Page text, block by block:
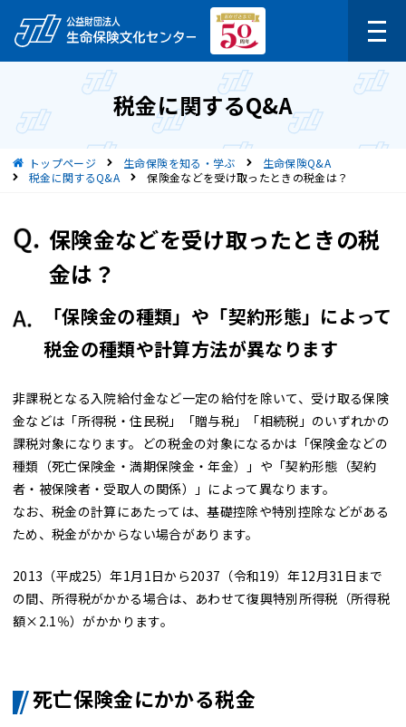
税金に関するQ&A
現在位置トップページ 生命保険を知る・学ぶ
生命保険Q&A
税金に関するQ&A
保険金などを受け取ったときの税金は？
保険金などを受け取ったときの税
金は？
「保険金の種類」や「契約形態」によって
税金の種類や計算方法が異なります
非課税となる入院給付金など一定の給付を除いて、受け取る保険
金などは「所得税・住民税」「贈与税」「相続税」のいずれかの
課税対象になります。どの税金の対象になるかは「保険金などの
種類（死亡保険金・満期保険金・年金）」や「契約形態（契約
者・被保険者・受取人の関係）」によって異なります。
なお、税金の計算にあたっては、基礎控除や特別控除などがある
ため、税金がかからない場合があります。
2013（平成25）年1月1日から2037（令和19）年12月31日まで
の間、所得税がかかる場合は、あわせて復興特別所得税（所得税
額×2.1％）がかかります。
死亡保険金にかかる税金